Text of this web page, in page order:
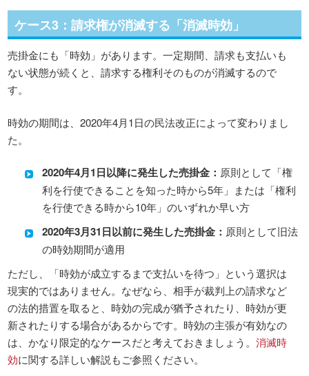
ケース3：請求権が消滅する「消滅時効」
売掛金にも「時効」があります。一定期間、請求も支払いも
ない状態が続くと、請求する権利そのものが消滅するので
す。
時効の期間は、2020年4月1日の民法改正によって変わりまし
た。
2020年4月1日以降に発生した売掛金：原則として「権
利を行使できることを知った時から5年」または「権利
を行使できる時から10年」のいずれか早い方
2020年3月31日以前に発生した売掛金：原則として旧法
の時効期間が適用
ただし、「時効が成立するまで支払いを待つ」という選択は
現実的ではありません。なぜなら、相手が裁判上の請求など
の法的措置を取ると、時効の完成が猶予されたり、時効が更
新されたりする場合があるからです。時効の主張が有効なの
は、かなり限定的なケースだと考えておきましょう。消滅時
効に関する詳しい解説もご参照ください。